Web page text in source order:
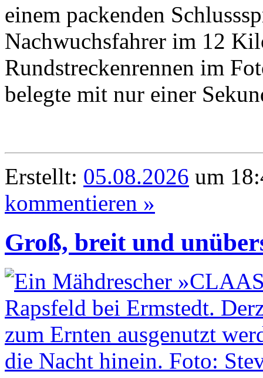
einem packenden
Nachwuchsfahrer im 12
Rundstreckenrennen im
belegte mit nur einer
Erstellt: 05.08.2026 um
kommentieren »
Groß, breit und